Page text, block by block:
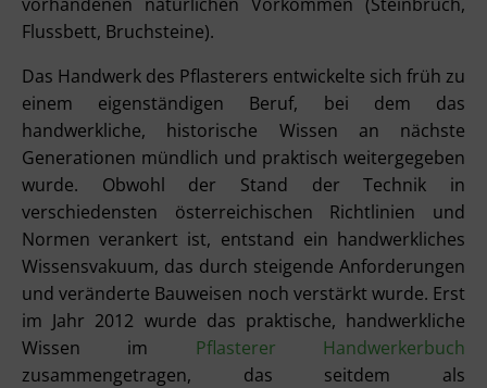
Flussbett, Bruchsteine).
Das Handwerk des Pflasterers entwickelte sich früh zu
einem eigenständigen Beruf, bei dem das
handwerkliche, historische Wissen an nächste
Generationen mündlich und praktisch weitergegeben
wurde. Obwohl der Stand der Technik in
verschiedensten österreichischen Richtlinien und
Normen verankert ist, entstand ein handwerkliches
Wissensvakuum, das durch steigende Anforderungen
und veränderte Bauweisen noch verstärkt wurde. Erst
im Jahr 2012 wurde das praktische, handwerkliche
Wissen im Pflasterer Handwerkerbuch
zusammengetragen, das seitdem als